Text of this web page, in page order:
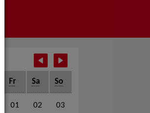
Fr Sa So
01 02 03